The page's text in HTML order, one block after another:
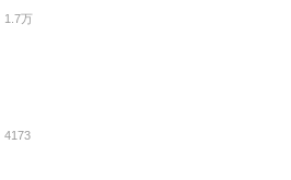
1.7万
4173